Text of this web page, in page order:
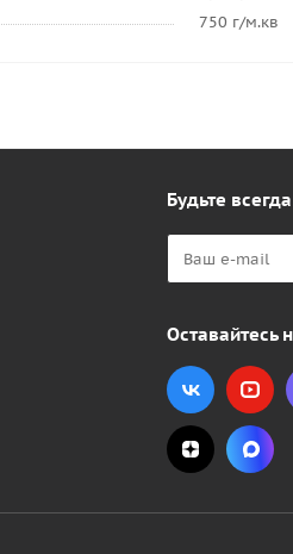
750 г/м.кв
Будьте
Оставайтесь